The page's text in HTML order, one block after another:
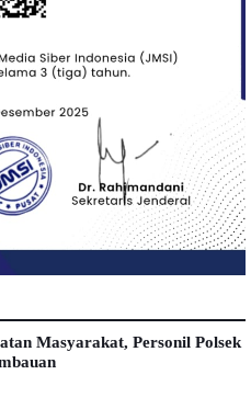
Masyarakat, Personil Polsek